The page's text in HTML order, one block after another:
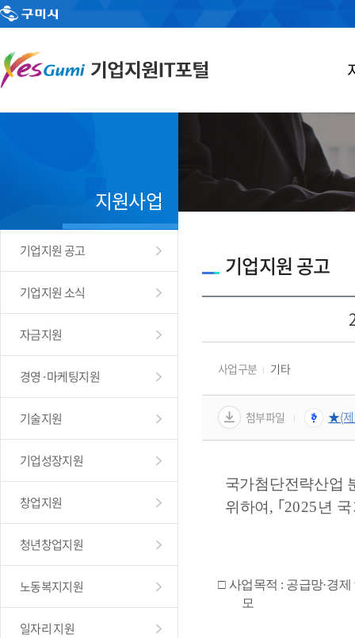
지원사업
기업지원 공고
기업지원 소식
자금지원
경영·마케팅지원
기술지원
기업성장지원
창업지원
청년창업지원
노동복지지원
일자리 지원
기업지원 공고
사업구분 기타
첨부파일 ★(제
국가첨단전략산업
위하여 , ｢ 2025년
□ 사업목적 : 공급망·경제
모